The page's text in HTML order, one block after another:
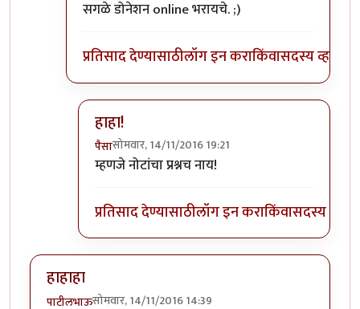
In reply toआम्हीच पार्टी काढणार आहोत
सगळे डोनेशन online भरायचे. ;)
प्रतिसाद देण्यासाठीलॉग इन कराकिंवासदस्य व्हा
हाहा!
पैसासोमवार, 14/11/2016 19:21
In reply toसगळे डोनेशन online भरायचे. ;)
म्हणजे नोटांचा प्रश्नच नाय!
प्रतिसाद देण्यासाठीलॉग इन कराकिंवासदस्य व्हा
हाहाहा
पाटीलभाऊसोमवार, 14/11/2016 14:39